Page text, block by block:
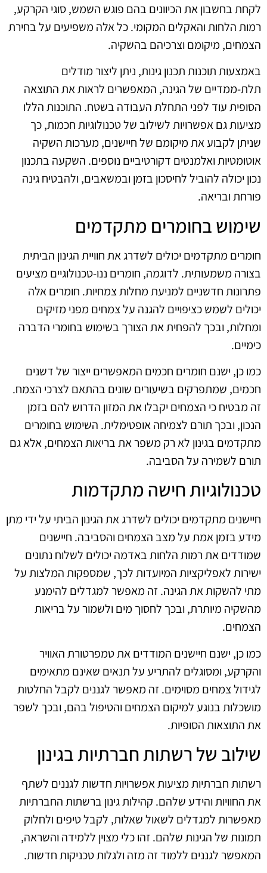
לקחת בחשבון את הכיוונים בהם פוגש השמש, סוגי הקרקע,
רמות הלחות והאקלים המקומי. כל אלה משפיעים על בחירת
הצמחים, מיקומם וצרכיהם בהשקיה.
באמצעות תוכנות תכנון גינות, ניתן ליצור מודלים
תלת-ממדיים של הגינה, המאפשרים לראות את התוצאה
הסופית עוד לפני התחלת העבודה בשטח. התוכנות הללו
מציעות גם אפשרויות לשילוב של טכנולוגיות חכמות, כך
שניתן לקבוע את מיקומם של חיישנים, מערכות השקיה
אוטומטיות ואלמנטים דקורטיביים נוספים. השקעה בתכנון
נכון יכולה להוביל לחיסכון בזמן ובמשאבים, ולהבטיח גינה
פורחת ובריאה.
שימוש בחומרים מתקדמים
חומרים מתקדמים יכולים לשדרג את חוויית הגינון הביתית
בצורה משמעותית. לדוגמה, חומרים ננו-טכנולוגיים מציעים
פתרונות חדשניים למניעת מחלות צמחיות. חומרים אלה
יכולים לשמש כציפויים להגנה על צמחים מפני מזיקים
ומחלות, ובכך להפחית את הצורך בשימוש בחומרי הדברה
כימיים.
כמו כן, ישנם חומרים חכמים המאפשרים ייצור של דשנים
חכמים, שמתפרקים בשיעורים שונים בהתאם לצרכי הצמח.
זה מבטיח כי הצמחים יקבלו את המזון הדרוש להם בזמן
הנכון, ובכך תורם לצמיחה אופטימלית. השימוש בחומרים
מתקדמים בגינון לא רק משפר את בריאות הצמחים, אלא גם
תורם לשמירה על הסביבה.
טכנולוגיות חישה מתקדמות
חיישנים מתקדמים יכולים לשדרג את הגינון הביתי על ידי מתן
מידע בזמן אמת על מצב הצמחים והסביבה. חיישנים
שמודדים את רמות הלחות באדמה יכולים לשלוח נתונים
ישירות לאפליקציות המיועדות לכך, שמספקות המלצות על
מתי להשקות את הגינה. זה מאפשר למגדלים להימנע
מהשקיה מיותרת, ובכך לחסוך מים ולשמור על בריאות
הצמחים.
כמו כן, ישנם חיישנים המודדים את טמפרטורת האוויר
והקרקע, ומסוגלים להתריע על תנאים שאינם מתאימים
לגידול צמחים מסוימים. זה מאפשר לגננים לקבל החלטות
מושכלות בנוגע למיקום הצמחים והטיפול בהם, ובכך לשפר
את התוצאות הסופיות.
שילוב של רשתות חברתיות בגינון
רשתות חברתיות מציעות אפשרויות חדשות לגננים לשתף
את החוויות והידע שלהם. קהילות גינון ברשתות החברתיות
מאפשרות למגדלים לשאול שאלות, לקבל טיפים ולחלוק
תמונות של הגינות שלהם. זהו כלי מצוין ללמידה והשראה,
המאפשר לגננים ללמוד זה מזה ולגלות טכניקות חדשות.